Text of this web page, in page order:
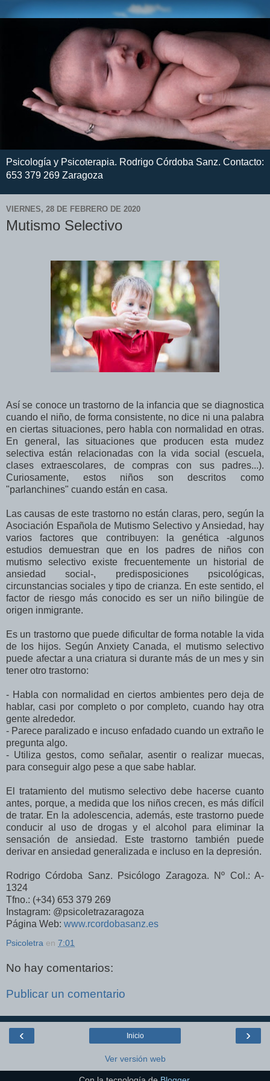
Psicología y Psicoterapia. Rodrigo Córdoba Sanz. Contacto:
653 379 269 Zaragoza
VIERNES, 28 DE FEBRERO DE 2020
Mutismo Selectivo
Así se conoce un trastorno de la infancia que se diagnostica
cuando el niño, de forma consistente, no dice ni una palabra
en ciertas situaciones, pero habla con normalidad en otras.
En general, las situaciones que producen esta mudez
selectiva están relacionadas con la vida social (escuela,
clases extraescolares, de compras con sus padres...).
Curiosamente, estos niños son descritos como
"parlanchines" cuando están en casa.
Las causas de este trastorno no están claras, pero, según la
Asociación Española de Mutismo Selectivo y Ansiedad, hay
varios factores que contribuyen: la genética -algunos
estudios demuestran que en los padres de niños con
mutismo selectivo existe frecuentemente un historial de
ansiedad social-, predisposiciones psicológicas,
circunstancias sociales y tipo de crianza. En este sentido, el
factor de riesgo más conocido es ser un niño bilingüe de
origen inmigrante.
Es un trastorno que puede dificultar de forma notable la vida
de los hijos. Según Anxiety Canada, el mutismo selectivo
puede afectar a una criatura si durante más de un mes y sin
tener otro trastorno:
- Habla con normalidad en ciertos ambientes pero deja de
hablar, casi por completo o por completo, cuando hay otra
gente alrededor.
- Parece paralizado e incuso enfadado cuando un extraño le
pregunta algo.
- Utiliza gestos, como señalar, asentir o realizar muecas,
para conseguir algo pese a que sabe hablar.
El tratamiento del mutismo selectivo debe hacerse cuanto
antes, porque, a medida que los niños crecen, es más difícil
de tratar. En la adolescencia, además, este trastorno puede
conducir al uso de drogas y el alcohol para eliminar la
sensación de ansiedad. Este trastorno también puede
derivar en ansiedad generalizada e incluso en la depresión.
Rodrigo Córdoba Sanz. Psicólogo Zaragoza. Nº Col.: A-
1324
Tfno.: (+34) 653 379 269
Instagram: @psicoletrazaragoza
Página Web: www.rcordobasanz.es
Psicoletra en 7:01
No hay comentarios:
Publicar un comentario
‹ ›
Inicio
Ver versión web